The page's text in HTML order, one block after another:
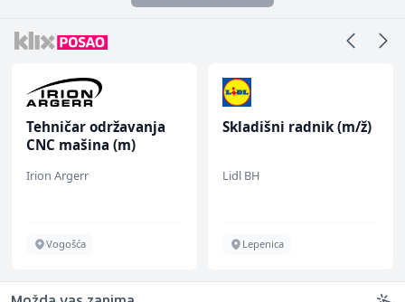
Tehničar održavanja
CNC mašina (m)
Irion Argerr
Vogošća
Skladišni radnik (m/ž)
Lidl BH
Lepenica